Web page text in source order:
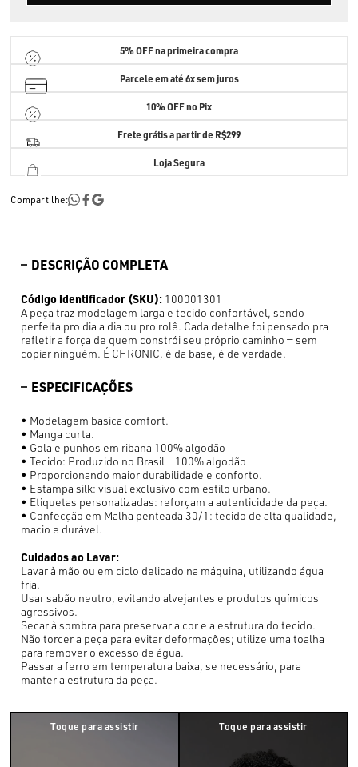
5% OFFna primeira compra
Parcele em até6x sem juros
10% OFF no Pix
Frete grátis a partir de R$299
Loja Segura
Compartilhe:
DESCRIÇÃO COMPLETA
Código identificador (SKU): 100001301
A peça traz modelagem larga e tecido confortável, sendo
perfeita pro dia a dia ou pro rolê. Cada detalhe foi pensado pra
refletir a força de quem constrói seu próprio caminho — sem
copiar ninguém. É CHRONIC, é da base, é de verdade.
ESPECIFICAÇÕES
• Modelagem basica comfort.
• Manga curta.
• Gola e punhos em ribana 100% algodão
• Tecido: Produzido no Brasil - 100% algodão
• Proporcionando maior durabilidade e conforto.
• Estampa silk: visual exclusivo com estilo urbano.
• Etiquetas personalizadas: reforçam a autenticidade da peça.
• Confecção em Malha penteada 30/1: tecido de alta qualidade,
macio e durável.
Cuidados ao Lavar:
Lavar à mão ou em ciclo delicado na máquina, utilizando água
fria.
Usar sabão neutro, evitando alvejantes e produtos químicos
agressivos.
Secar à sombra para preservar a cor e a estrutura do tecido.
Não torcer a peça para evitar deformações; utilize uma toalha
para remover o excesso de água.
Passar a ferro em temperatura baixa, se necessário, para
manter a estrutura da peça.